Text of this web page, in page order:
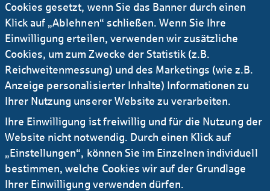
Eine gleichzeitige Nutzung von mehreren Personen
ist nicht vorgesehen. Das photoTAN-Lesegerät kann
nach dem Löschen der aktuellen Aktivierung am Gerät
von einem anderen Nutzer übernommen werden.
Eine Anleitung zur Löschung der Aktivierung finden
Siehier.
Cookies gesetzt, wenn Sie das Banner durch einen
Klick auf „Ablehnen“ schließen. Wenn Sie Ihre
Einwilligung erteilen, verwenden wir zusätzliche
Cookies, um zum Zwecke der Statistik (z.B.
Reichweitenmessung) und des Marketings (wie z.B.
Anzeige personalisierter Inhalte) Informationen zu
Ihrer Nutzung unserer Website zu verarbeiten.
Ihre Einwilligung ist freiwillig und für die Nutzung der
Website nicht notwendig. Durch einen Klick auf
„Einstellungen“, können Sie im Einzelnen individuell
bestimmen, welche Cookies wir auf der Grundlage
Ihrer Einwilligung verwenden dürfen.